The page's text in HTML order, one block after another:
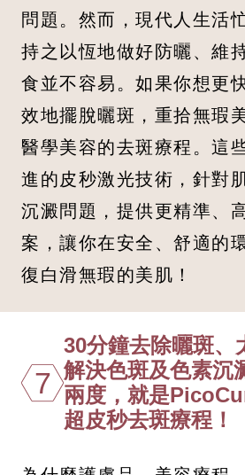
問題。然而，現代人生活
持之以恆地做好防曬、維
食並不容易。如果你想更
效地擺脫曬斑，重拾無瑕
醫學美容的去斑療程。這
進的皮秒激光技術，針對
沉澱問題，提供更精準、
案，讓你在安全、舒適的
復白滑無瑕的美肌！
7
30分鐘去除曬斑、
解決色斑及色素沉
兩度，就是
超皮秒去斑療程！